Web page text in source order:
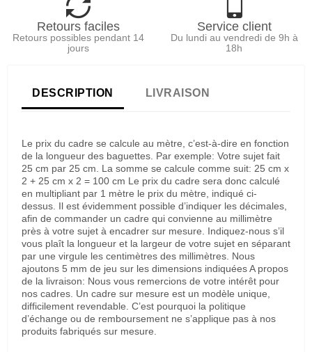
Retours faciles
Retours possibles pendant 14
jours
Service client
Du lundi au vendredi de 9h à
18h
DESCRIPTION LIVRAISON
Le prix du cadre se calcule au mètre, c’est-à-dire en fonction
de la longueur des baguettes. Par exemple: Votre sujet fait
25 cm par 25 cm. La somme se calcule comme suit: 25 cm x
2 + 25 cm x 2 = 100 cm Le prix du cadre sera donc calculé
en multipliant par 1 mètre le prix du mètre, indiqué ci-
dessus. Il est évidemment possible d’indiquer les décimales,
afin de commander un cadre qui convienne au millimètre
près à votre sujet à encadrer sur mesure. Indiquez-nous s’il
vous plaît la longueur et la largeur de votre sujet en séparant
par une virgule les centimètres des millimètres. Nous
ajoutons 5 mm de jeu sur les dimensions indiquées A propos
de la livraison: Nous vous remercions de votre intérêt pour
nos cadres. Un cadre sur mesure est un modèle unique,
difficilement revendable. C’est pourquoi la politique
d’échange ou de remboursement ne s’applique pas à nos
produits fabriqués sur mesure.